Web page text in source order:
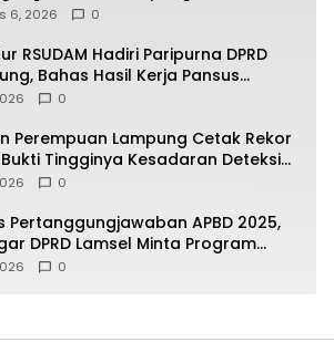
6, 2026 0
RSUDAM Hadiri Paripurna DPRD
Bahas Hasil Kerja Pansus
Keuangan 2025
0
Perempuan Lampung Cetak Rekor
Bukti Tingginya Kesadaran Deteksi
Serviks
0
Pertanggungjawaban APBD 2025,
DPRD Lamsel Minta Program
Lebih Tepat Sasaran
0